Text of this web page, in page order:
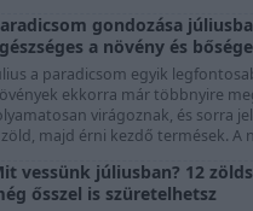
gondozása
a növény és
a paradicsom egyik
ekkorra már többnyire
virágoznak, és sorra
zöld, majd érni kezdő termések. A
vessünk júliusban? 12
ősszel is szüretelhetsz